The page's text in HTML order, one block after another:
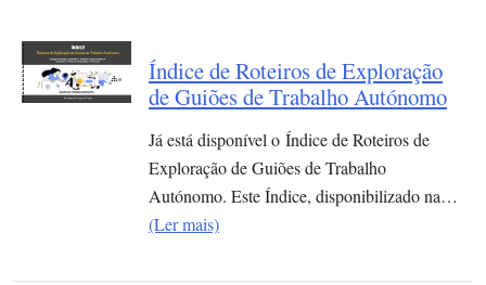
Índice de Roteiros de Exploração
de Guiões de Trabalho Autónomo
Já está disponível o Índice de Roteiros de
Exploração de Guiões de Trabalho
Autónomo. Este Índice, disponibilizado na…
(Ler mais)